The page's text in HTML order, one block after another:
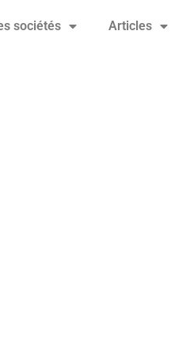
sociétés Articles